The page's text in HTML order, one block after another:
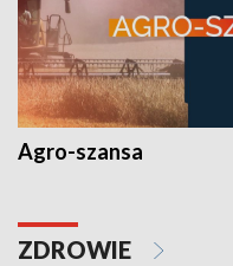
Agro-szansa
ZDROWIE